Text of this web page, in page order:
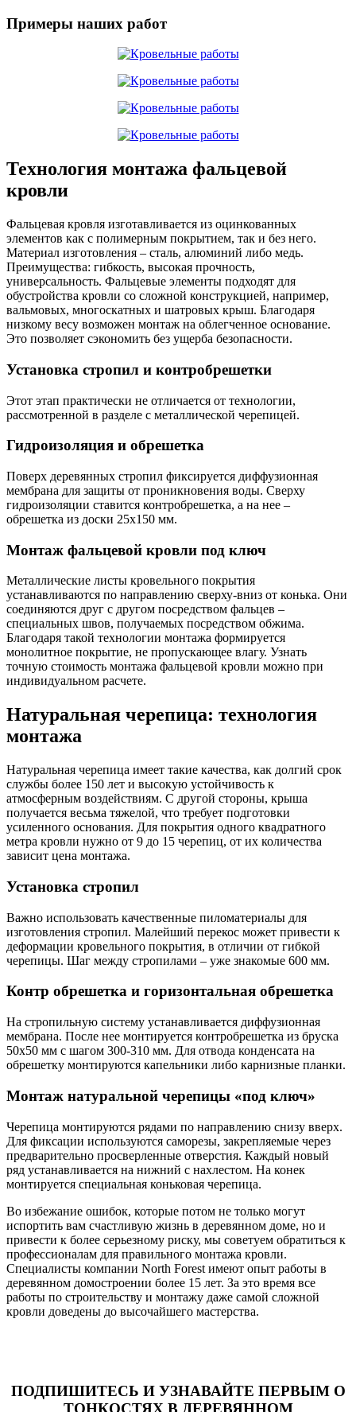
Примеры наших работ
Технология монтажа фальцевой
кровли
Фальцевая кровля изготавливается из оцинкованных
элементов как с полимерным покрытием, так и без него.
Материал изготовления – сталь, алюминий либо медь.
Преимущества: гибкость, высокая прочность,
универсальность. Фальцевые элементы подходят для
обустройства кровли со сложной конструкцией, например,
вальмовых, многоскатных и шатровых крыш. Благодаря
низкому весу возможен монтаж на облегченное основание.
Это позволяет сэкономить без ущерба безопасности.
Установка стропил и контробрешетки
Этот этап практически не отличается от технологии,
рассмотренной в разделе с металлической черепицей.
Гидроизоляция и обрешетка
Поверх деревянных стропил фиксируется диффузионная
мембрана для защиты от проникновения воды. Сверху
гидроизоляции ставится контробрешетка, а на нее –
обрешетка из доски 25х150 мм.
Монтаж фальцевой кровли под ключ
Металлические листы кровельного покрытия
устанавливаются по направлению сверху-вниз от конька. Они
соединяются друг с другом посредством фальцев –
специальных швов, получаемых посредством обжима.
Благодаря такой технологии монтажа формируется
монолитное покрытие, не пропускающее влагу. Узнать
точную стоимость монтажа фальцевой кровли можно при
индивидуальном расчете.
Натуральная черепица: технология
монтажа
Натуральная черепица имеет такие качества, как долгий срок
службы более 150 лет и высокую устойчивость к
атмосферным воздействиям. С другой стороны, крыша
получается весьма тяжелой, что требует подготовки
усиленного основания. Для покрытия одного квадратного
метра кровли нужно от 9 до 15 черепиц, от их количества
зависит цена монтажа.
Установка стропил
Важно использовать качественные пиломатериалы для
изготовления стропил. Малейший перекос может привести к
деформации кровельного покрытия, в отличии от гибкой
черепицы. Шаг между стропилами – уже знакомые 600 мм.
Контр обрешетка и горизонтальная обрешетка
На стропильную систему устанавливается диффузионная
мембрана. После нее монтируется контробрешетка из бруска
50х50 мм с шагом 300-310 мм. Для отвода конденсата на
обрешетку монтируются капельники либо карнизные планки.
Монтаж натуральной черепицы «под ключ»
Черепица монтируются рядами по направлению снизу вверх.
Для фиксации используются саморезы, закрепляемые через
предварительно просверленные отверстия. Каждый новый
ряд устанавливается на нижний с нахлестом. На конек
монтируется специальная коньковая черепица.
Во избежание ошибок, которые потом не только могут
испортить вам счастливую жизнь в деревянном доме, но и
привести к более серьезному риску, мы советуем обратиться к
профессионалам для правильного монтажа кровли.
Специалисты компании North Forest имеют опыт работы в
деревянном домостроении более 15 лет. За это время все
работы по строительству и монтажу даже самой сложной
кровли доведены до высочайшего мастерства.
ПОДПИШИТЕСЬ И УЗНАВАЙТЕ ПЕРВЫМ О
ТОНКОСТЯХ В ДЕРЕВЯННОМ